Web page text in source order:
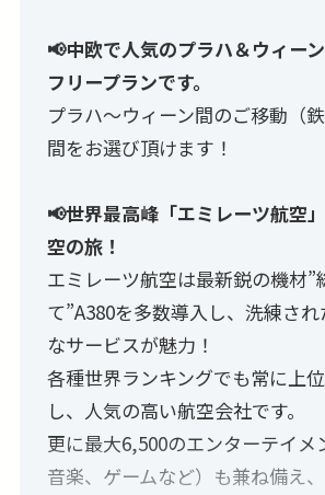
📢中欧で人気のプラハ＆ウィー
フリープランです。
プラハ〜ウィーン間のご移動（
間をお選び頂けます！
📢世界最高峰「エミレーツ航空
空の旅！
エミレーツ航空は最新鋭の機材”
て”A380を多数導入し、洗練さ
なサービスが魅力！
各種世界ランキングでも常に上
し、人気の高い航空会社です。
更に最大6,500のエンターテイメ
音楽、ゲームなど）も兼ね備え